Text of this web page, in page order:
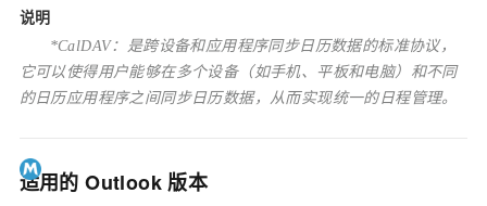
说明
*CalDAV：是跨设备和应用程序同步日历数据的标准协议，
它可以使得用户能够在多个设备（如手机、平板和电脑）和不同
的日历应用程序之间同步日历数据，从而实现统一的日程管理。
适用的 Outlook 版本